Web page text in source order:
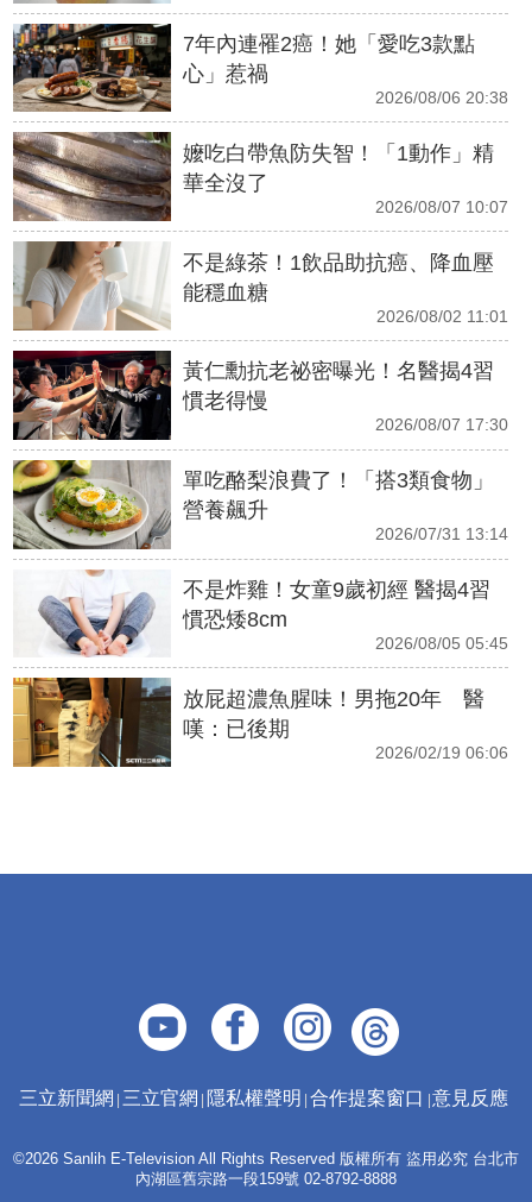
7年內連罹2癌！她「愛吃3款點
心」惹禍
2026/08/06 20:38
嬤吃白帶魚防失智！「1動作」精
華全沒了
2026/08/07 10:07
不是綠茶！1飲品助抗癌、降血壓
能穩血糖
2026/08/02 11:01
黃仁勳抗老祕密曝光！名醫揭4習
慣老得慢
2026/08/07 17:30
單吃酪梨浪費了！「搭3類食物」
營養飆升
2026/07/31 13:14
不是炸雞！女童9歲初經 醫揭4習
慣恐矮8cm
2026/08/05 05:45
放屁超濃魚腥味！男拖20年 醫
嘆：已後期
2026/02/19 06:06
三立新聞網 三立官網 隱私權聲明 合作提案窗口 意見反應
©2026 Sanlih E-Television All Rights Reserved 版權所有 盜用必究 台北市
內湖區舊宗路一段159號 02-8792-8888